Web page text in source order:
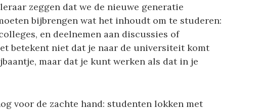
zeggen dat we de nieuwe generatie
bijbrengen wat het inhoudt om te studeren:
en deelnemen aan discussies of
betekent niet dat je naar de universiteit komt
maar dat je kunt werken als dat in je
voor de zachte hand: studenten lokken met